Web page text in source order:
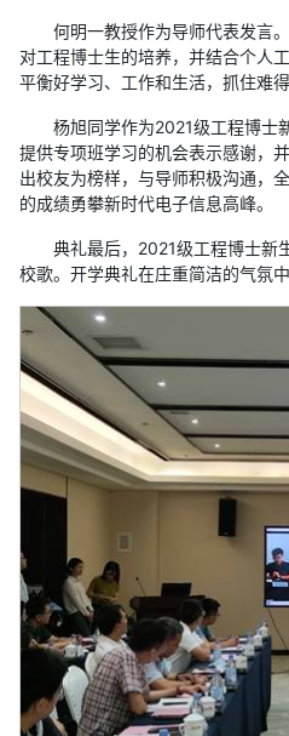
何明一教授作为导师代表发言
对工程博士生的培养，并结合个人
平衡好学习、工作和生活，抓住难
杨旭同学作为2021级工程博士
提供专项班学习的机会表示感谢，
出校友为榜样，与导师积极沟通，
的成绩勇攀新时代电子信息高峰。
典礼最后，2021级工程博士新
校歌。开学典礼在庄重简洁的气氛中